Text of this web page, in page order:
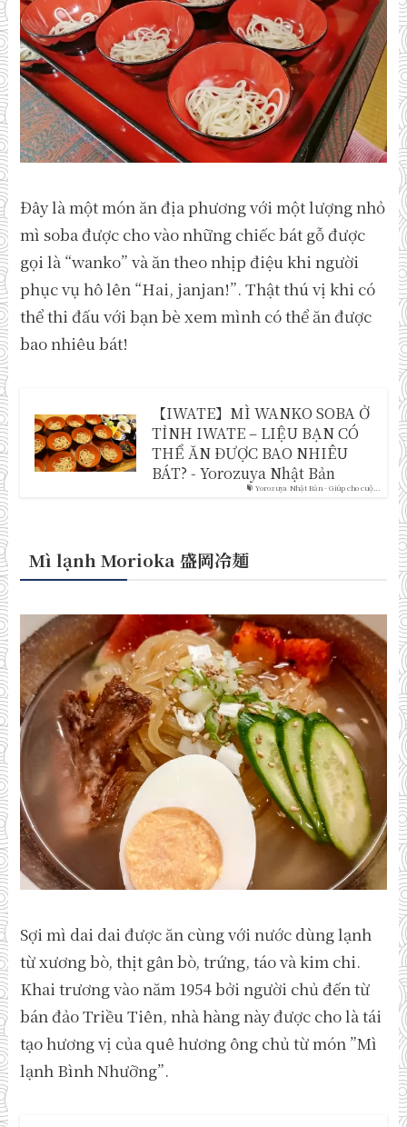
Đây là một món ăn địa phương với một lượng nhỏ
mì soba được cho vào những chiếc bát gỗ được
gọi là “wanko” và ăn theo nhịp điệu khi người
phục vụ hô lên “Hai, janjan!”. Thật thú vị khi có
thể thi đấu với bạn bè xem mình có thể ăn được
bao nhiêu bát!
Yorozuya Nhật Bản - Giúp cho cuộ...
【IWATE】MÌ WANKO SOBA Ở
TỈNH IWATE – LIỆU BẠN CÓ
THỂ ĂN ĐƯỢC BAO NHIÊU
BÁT? - Yorozuya Nhật Bản
Mì lạnh Morioka 盛岡冷麺
Sợi mì dai dai được ăn cùng với nước dùng lạnh
từ xương bò, thịt gân bò, trứng, táo và kim chi.
Khai trương vào năm 1954 bởi người chủ đến từ
bán đảo Triều Tiên, nhà hàng này được cho là tái
tạo hương vị của quê hương ông chủ từ món ”Mì
lạnh Bình Nhưỡng”.